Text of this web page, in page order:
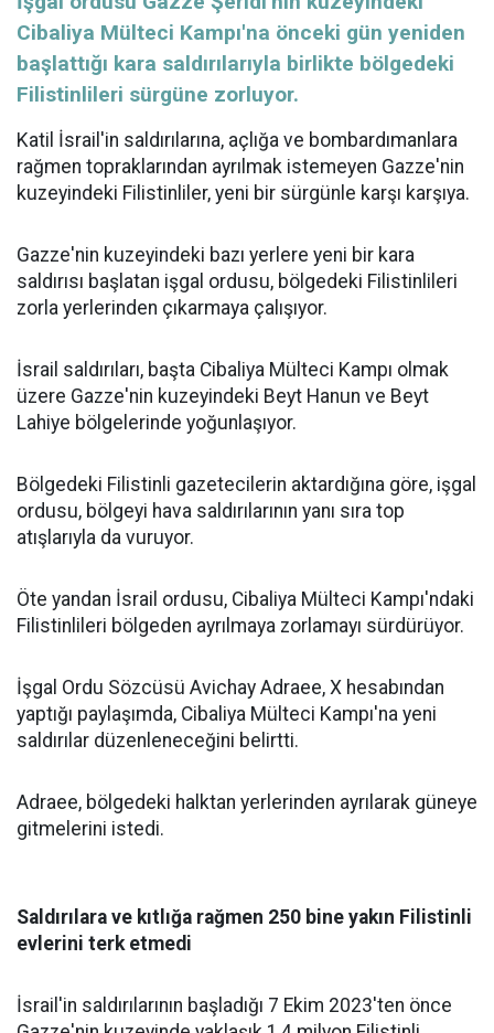
Cibaliya Mülteci Kampı'na önceki gün yeniden
başlattığı kara saldırılarıyla birlikte bölgedeki
Filistinlileri sürgüne zorluyor.
Katil İsrail'in saldırılarına, açlığa ve bombardımanlara
rağmen topraklarından ayrılmak istemeyen Gazze'nin
kuzeyindeki Filistinliler, yeni bir sürgünle karşı karşıya.
Gazze'nin kuzeyindeki bazı yerlere yeni bir kara
saldırısı başlatan işgal ordusu, bölgedeki Filistinlileri
zorla yerlerinden çıkarmaya çalışıyor.
İsrail saldırıları, başta Cibaliya Mülteci Kampı olmak
üzere Gazze'nin kuzeyindeki Beyt Hanun ve Beyt
Lahiye bölgelerinde yoğunlaşıyor.
Bölgedeki Filistinli gazetecilerin aktardığına göre, işgal
ordusu, bölgeyi hava saldırılarının yanı sıra top
atışlarıyla da vuruyor.
Öte yandan İsrail ordusu, Cibaliya Mülteci Kampı'ndaki
Filistinlileri bölgeden ayrılmaya zorlamayı sürdürüyor.
İşgal Ordu Sözcüsü Avichay Adraee, X hesabından
yaptığı paylaşımda, Cibaliya Mülteci Kampı'na yeni
saldırılar düzenleneceğini belirtti.
Adraee, bölgedeki halktan yerlerinden ayrılarak güneye
gitmelerini istedi.
Saldırılara ve kıtlığa rağmen 250 bine yakın Filistinli
evlerini terk etmedi
İsrail'in saldırılarının başladığı 7 Ekim 2023'ten önce